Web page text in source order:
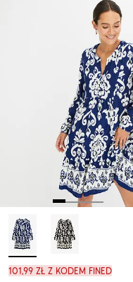
101,99 zł z kodem FINED